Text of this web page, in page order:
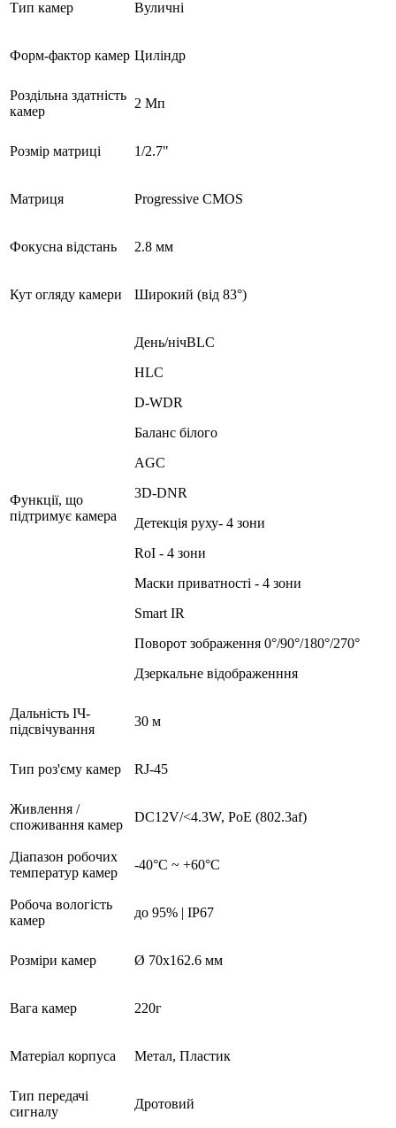
Тип камер Вуличні
Форм-фактор камер Циліндр
Роздільна здатність
камер
2 Мп
Розмір матриці 1/2.7"
Матриця Progressive CMOS
Фокусна відстань 2.8 мм
Кут огляду камери Широкий (від 83°)
Функції, що
підтримує камера
День/нічBLC
HLC
D-WDR
Баланс білого
AGC
3D-DNR
Детекція руху- 4 зони
RoI - 4 зони
Маски приватності - 4 зони
Smart IR
Поворот зображення 0°/90°/180°/270°
Дзеркальне відображенння
Дальність ІЧ-
підсвічування
30 м
Тип роз'єму камер RJ-45
Живлення /
споживання камер
DC12V/<4.3W, PoE (802.3af)
Діапазон робочих
температур камер
-40°C ~ +60°C
Робоча вологість
камер
до 95% | IP67
Розміри камер Ø 70x162.6 мм
Вага камер 220г
Матеріал корпуса Метал, Пластик
Тип передачі
сигналу
Дротовий